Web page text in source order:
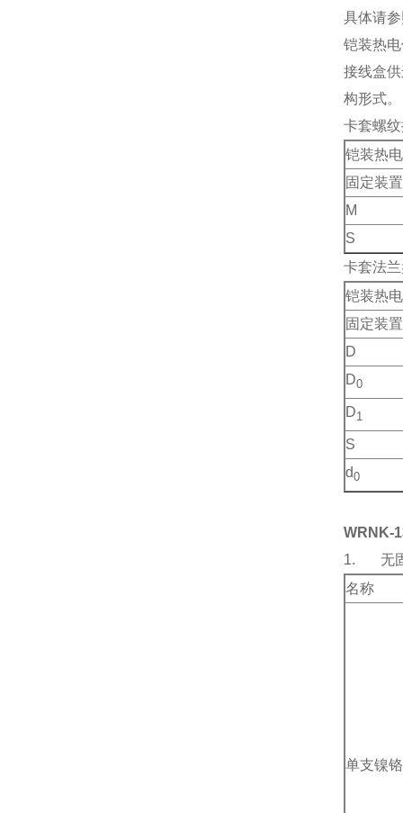
具体请
铠装热
接线盒
构形式。
卡套螺
铠装热
固定装
M
S
卡套法
铠装热
固定装
D
D0
D1
S
d0
WRNK-
1. 无固
名称
单支镍